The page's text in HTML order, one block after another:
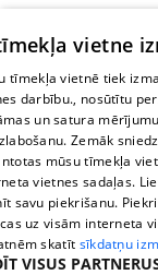
vietne
tīmekļa vietnē tiek
darbību., nosūtītu
un satura
Zemāk
mūsu tīmekļa
vietnes sadaļas.
savu piekrišanu.
uz visām interneta
skatīt sīkdatņu
VISUS